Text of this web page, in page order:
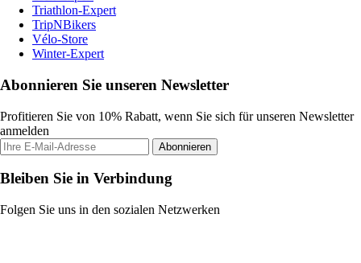
Triathlon-Expert
TripNBikers
Vélo-Store
Winter-Expert
Abonnieren Sie unseren Newsletter
Profitieren Sie von 10% Rabatt, wenn Sie sich für unseren Newsletter
anmelden
Abonnieren
Bleiben Sie in Verbindung
Folgen Sie uns in den sozialen Netzwerken